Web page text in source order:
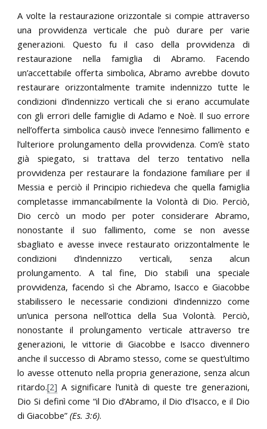
A volte la restaurazione orizzontale si compie attraverso
una provvidenza verticale che può durare per varie
generazioni. Questo fu il caso della provvidenza di
restaurazione nella famiglia di Abramo. Facendo
un’accettabile offerta simbolica, Abramo avrebbe dovuto
restaurare orizzontalmente tramite indennizzo tutte le
condizioni d’indennizzo verticali che si erano accumulate
con gli errori delle famiglie di Adamo e Noè. Il suo errore
nell’offerta simbolica causò invece l’ennesimo fallimento e
l’ulteriore prolungamento della provvidenza. Com’è stato
già spiegato, si trattava del terzo tentativo nella
provvidenza per restaurare la fondazione familiare per il
Messia e perciò il Principio richiedeva che quella famiglia
completasse immancabilmente la Volontà di Dio. Perciò,
Dio cercò un modo per poter considerare Abramo,
nonostante il suo fallimento, come se non avesse
sbagliato e avesse invece restaurato orizzontalmente le
condizioni d’indennizzo verticali, senza alcun
prolungamento. A tal fine, Dio stabilì una speciale
provvidenza, facendo sì che Abramo, Isacco e Giacobbe
stabilissero le necessarie condizioni d’indennizzo come
un’unica persona nell’ottica della Sua Volontà. Perciò,
nonostante il prolungamento verticale attraverso tre
generazioni, le vittorie di Giacobbe e Isacco divennero
anche il successo di Abramo stesso, come se quest’ultimo
lo avesse ottenuto nella propria generazione, senza alcun
ritardo.[2] A significare l’unità di queste tre generazioni,
Dio Si definì come “il Dio d’Abramo, il Dio d’Isacco, e il Dio
di Giacobbe”(Es. 3:6).